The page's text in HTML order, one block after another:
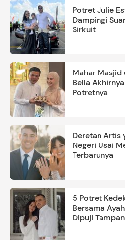
Potret Julie
Dampingi
Sirkuit
Mahar Masjid
Bella
Potretnya
Deretan Artis
Negeri Usai
Terbarunya
5 Potret
Bersama
Dipuji